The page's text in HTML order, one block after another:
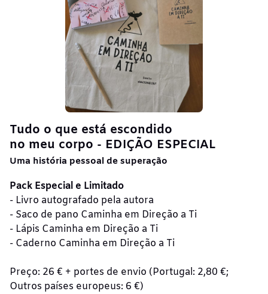
Tudo o que está escondido
no meu corpo - EDIÇÃO ESPECIAL
Uma história pessoal de superação
Pack Especial e Limitado
- Livro autografado pela autora
- Saco de pano Caminha em Direção a Ti
- Lápis Caminha em Direção a Ti
- Caderno Caminha em Direção a Ti
Preço: 26 € + portes de envio (Portugal: 2,80 €;
Outros países europeus: 6 €)